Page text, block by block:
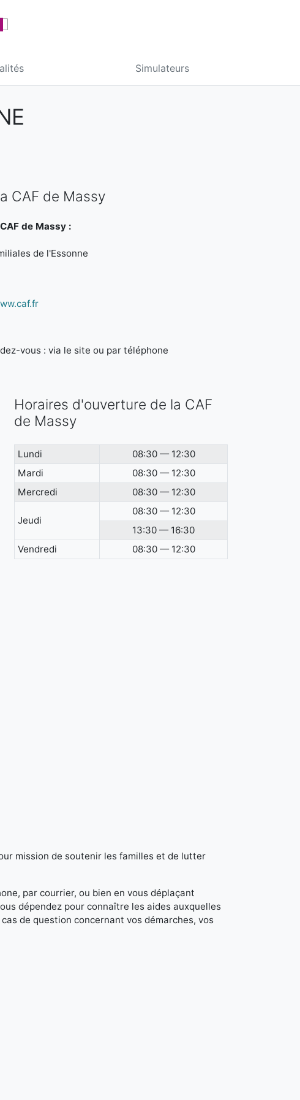
Simulateurs
CAF de Massy
de Massy :
de l'Essonne
vous : via le site ou par téléphone
Horaires d'ouverture de la CAF
de Massy
Lundi
08:30 — 12:30
Mardi
08:30 — 12:30
Mercredi
08:30 — 12:30
Jeudi
08:30 — 12:30
13:30 — 16:30
Vendredi
08:30 — 12:30
mission de soutenir les familles et de lutter
par courrier, ou bien en vous déplaçant
dépendez pour connaître les aides auxquelles
de question concernant vos démarches, vos